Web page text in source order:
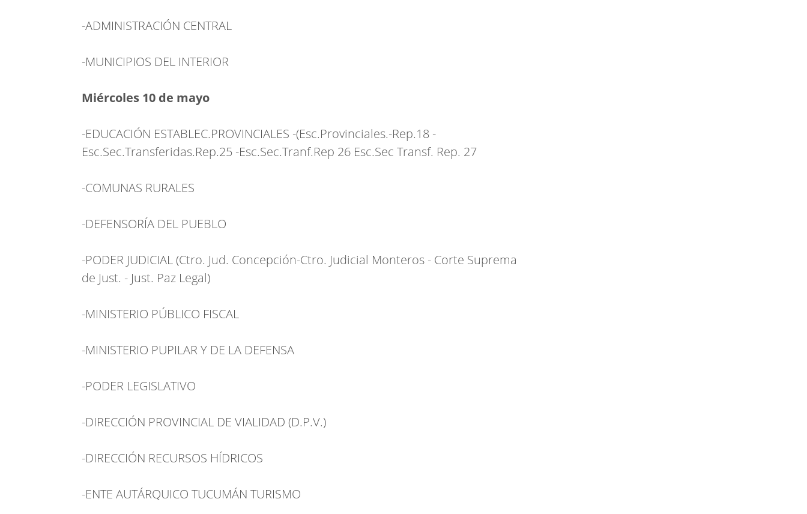
-ADMINISTRACIÓN CENTRAL
-MUNICIPIOS DEL INTERIOR
Miércoles 10 de mayo
-EDUCACIÓN ESTABLEC.PROVINCIALES -(Esc.Provinciales.-Rep.18 -
Esc.Sec.Transferidas.Rep.25 -Esc.Sec.Tranf.Rep 26 Esc.Sec Transf. Rep. 27
-COMUNAS RURALES
-DEFENSORÍA DEL PUEBLO
-PODER JUDICIAL (Ctro. Jud. Concepción-Ctro. Judicial Monteros - Corte Suprema
de Just. - Just. Paz Legal)
-MINISTERIO PÚBLICO FISCAL
-MINISTERIO PUPILAR Y DE LA DEFENSA
-PODER LEGISLATIVO
-DIRECCIÓN PROVINCIAL DE VIALIDAD (D.P.V.)
-DIRECCIÓN RECURSOS HÍDRICOS
-ENTE AUTÁRQUICO TUCUMÁN TURISMO